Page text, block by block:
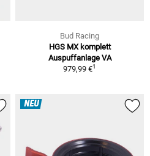
Bud Racing
HGS MX komplett
Auspuffanlage VA
979,99 €1
NEU